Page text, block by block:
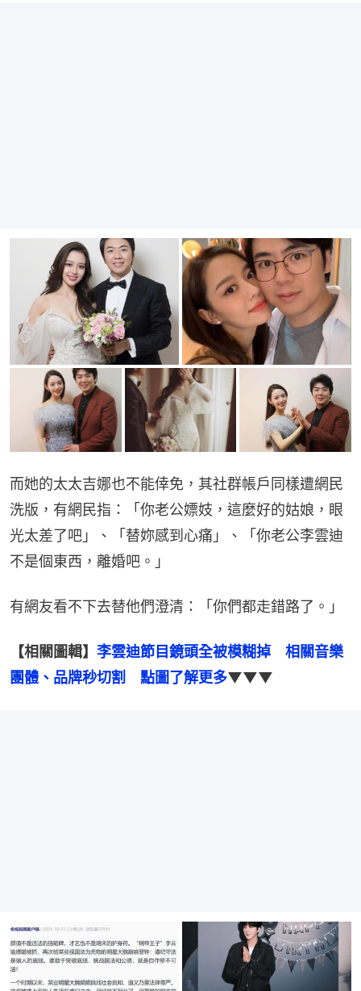
而她的太太吉娜也不能倖免，其社群帳戶同樣遭網民
洗版，有網民指：「你老公嫖妓，這麼好的姑娘，眼
光太差了吧」、「替妳感到心痛」、「你老公李雲迪
不是個東西，離婚吧。」
有網友看不下去替他們澄清：「你們都走錯路了。」
【相關圖輯】 李雲迪節目鏡頭全被模糊掉　相關音樂
團體、品牌秒切割　點圖了解更多▼▼▼